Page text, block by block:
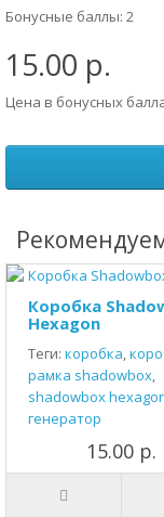
Бонусные баллы: 2
15.00 р.
Цена в бонусных
Коробка
Hexagon
Теги: коробка,
рамка shadowbox,
shadowbox
генератор
15.00 р.